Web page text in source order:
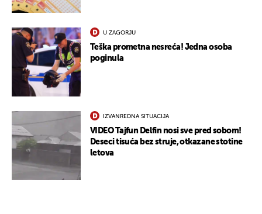
U ZAGORJU
Teška prometna nesreća! Jedna osoba
poginula
IZVANREDNA SITUACIJA
VIDEO Tajfun Delfin nosi sve pred sobom!
Deseci tisuća bez struje, otkazane stotine
letova